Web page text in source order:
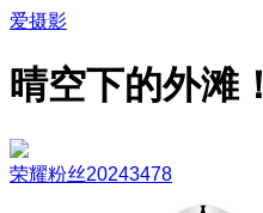
爱摄影
晴空下的外滩！
荣耀粉丝20243478